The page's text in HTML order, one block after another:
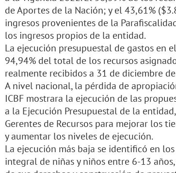
de Aportes de la Nación; y el 43,61%
ingresos provenientes de la
los ingresos propios de la entidad.
La ejecución presupuestal de gastos en
94,94% del total de los recursos
realmente recibidos a 31 de diciembre
A nivel nacional, la pérdida de
ICBF mostrara la ejecución de las
a la Ejecución Presupuestal de la
Gerentes de Recursos para mejorar los
y aumentar los niveles de ejecución.
La ejecución más baja se identificó en
integral de niñas y niños entre 6-13